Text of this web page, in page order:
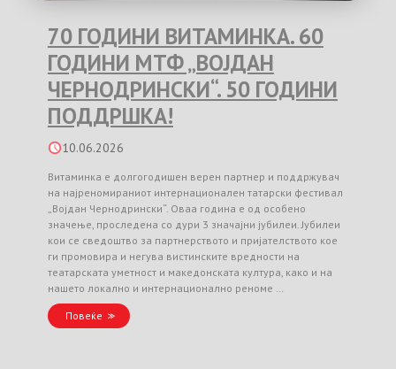
70 ГОДИНИ ВИТАМИНКА. 60
ГОДИНИ МТФ „ВОЈДАН
ЧЕРНОДРИНСКИ“. 50 ГОДИНИ
ПОДДРШКА!
10.06.2026
Витаминка е долгогодишен верен партнер и поддржувач
на најреномираниот интернационален татарски фестивал
„Војдан Чернодрински“. Оваа година е од особено
значење, проследена со дури 3 значајни јубилеи. Јубилеи
кои се сведоштво за партнерството и пријателството кое
ги промовира и негува вистинските вредности на
театарската уметност и македонската култура, како и на
нашето локално и интернационално реноме …
Повеќе